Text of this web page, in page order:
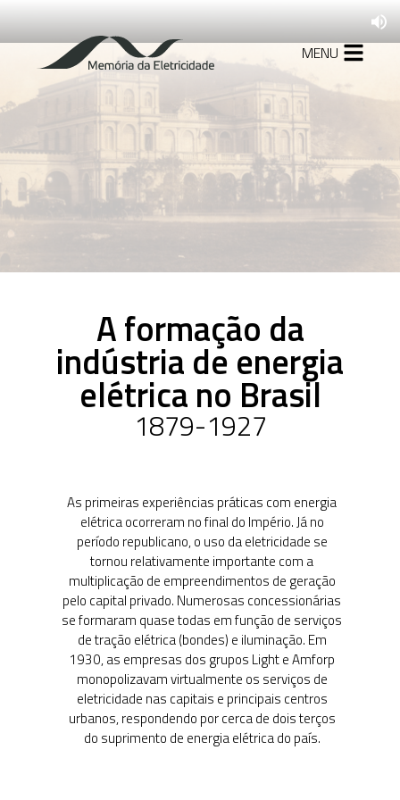
MENU
A formação da
indústria de energia
elétrica no Brasil
1930-1945
Mudanças no
primeiro Governo
1950-1962
A entrada em cena
das empresas
estatais e a criação
da Eletrobras